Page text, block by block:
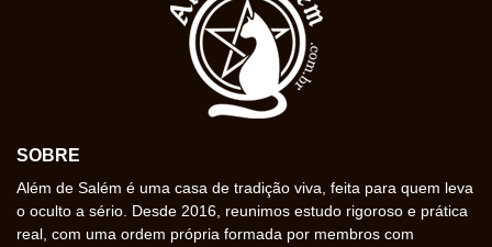
SOBRE
Além de Salém é uma casa de tradição viva, feita para quem leva
o oculto a sério. Desde 2016, reunimos estudo rigoroso e prática
real, com uma ordem própria formada por membros com